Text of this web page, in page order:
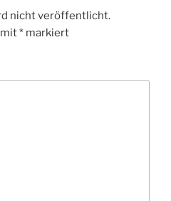
nicht veröffentlicht.
* markiert